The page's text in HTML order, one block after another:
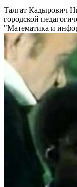
Талгат Кадырович
городской
"Математика и